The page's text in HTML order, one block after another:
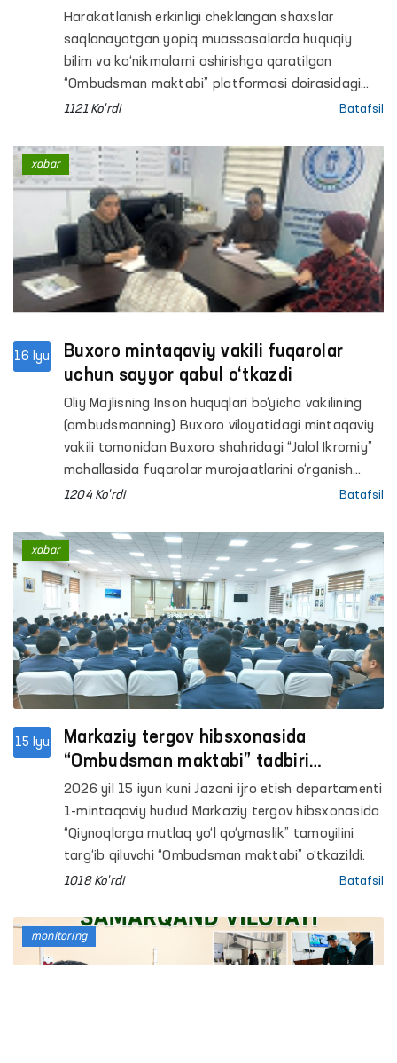
o‘tkazilmoqda
Harakatlanish erkinligi cheklangan shaxslar
saqlanayotgan yopiq muassasalarda huquqiy
bilim va ko‘nikmalarni oshirishga qaratilgan
“Ombudsman maktabi” platformasi doirasidagi
tadbirlar davom etmoqda.
1121 Ko'rdi Batafsil
16 Iyu
Buxoro mintaqaviy vakili fuqarolar
uchun sayyor qabul o‘tkazdi
Oliy Majlisning Inson huquqlari bo‘yicha vakilining
(ombudsmanning) Buxoro viloyatidagi mintaqaviy
vakili tomonidan Buxoro shahridagi “Jalol Ikromiy”
mahallasida fuqarolar murojaatlarini o‘rganish
maqsadida sayyor qabul o‘tkazildi.
1204 Ko'rdi Batafsil
xabar
15 Iyu
Markaziy tergov hibsxonasida
“Ombudsman maktabi” tadbiri
o‘tkazildi
2026 yil 15 iyun kuni Jazoni ijro etish departamenti
1-mintaqaviy hudud Markaziy tergov hibsxonasida
“Qiynoqlarga mutlaq yo‘l qo‘ymaslik” tamoyilini
targ‘ib qiluvchi “Ombudsman maktabi” o‘tkazildi.
1018 Ko'rdi Batafsil
xabar
monitoring